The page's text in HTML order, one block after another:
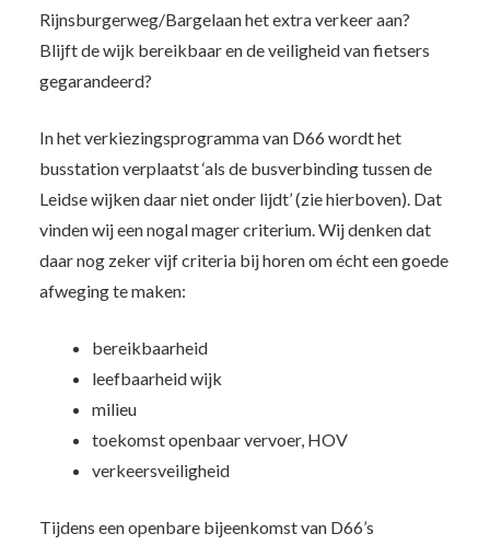
Rijnsburgerweg/Bargelaan het extra verkeer aan?
Blijft de wijk bereikbaar en de veiligheid van fietsers
gegarandeerd?
In het verkiezingsprogramma van D66 wordt het
busstation verplaatst ‘als de busverbinding tussen de
Leidse wijken daar niet onder lijdt’ (zie hierboven). Dat
vinden wij een nogal mager criterium. Wij denken dat
daar nog zeker vijf criteria bij horen om écht een goede
afweging te maken:
bereikbaarheid
leefbaarheid wijk
milieu
toekomst openbaar vervoer, HOV
verkeersveiligheid
Tijdens een openbare bijeenkomst van D66’s